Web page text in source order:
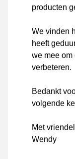
producten
We vinden
heeft
we mee om
verbeteren.
Bedankt
volgende
Met
Wendy